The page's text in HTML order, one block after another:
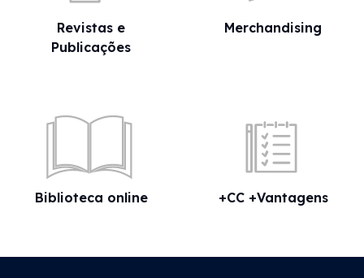
Revistas e
Publicações
Merchandising
Biblioteca online +CC +Vantagens